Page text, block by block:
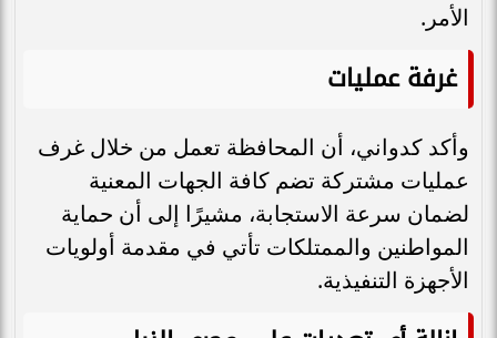
الأمر.
غرفة عمليات
وأكد كدواني، أن المحافظة تعمل من خلال غرف
عمليات مشتركة تضم كافة الجهات المعنية
لضمان سرعة الاستجابة، مشيرًا إلى أن حماية
المواطنين والممتلكات تأتي في مقدمة أولويات
الأجهزة التنفيذية.